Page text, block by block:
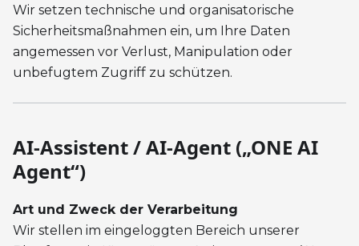
Wir setzen technische und organisatorische
Sicherheitsmaßnahmen ein, um Ihre Daten
angemessen vor Verlust, Manipulation oder
unbefugtem Zugriff zu schützen.
AI-Assistent / AI-Agent („ONE AI
Agent“)
Art und Zweck der Verarbeitung
Wir stellen im eingeloggten Bereich unserer